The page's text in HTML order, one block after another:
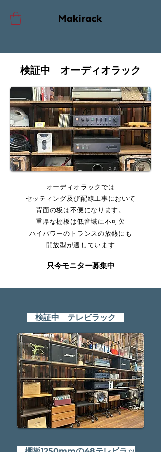
検証中 オーディオラック
オーディオラックでは
セッティング及び配線工事において
背面の板は不便になります。
重厚な棚板は低音域に不可欠
ハイパワーのトランスの放熱にも
開放型が適しています​​
只今モニター募集中​
検証中 テレビラック